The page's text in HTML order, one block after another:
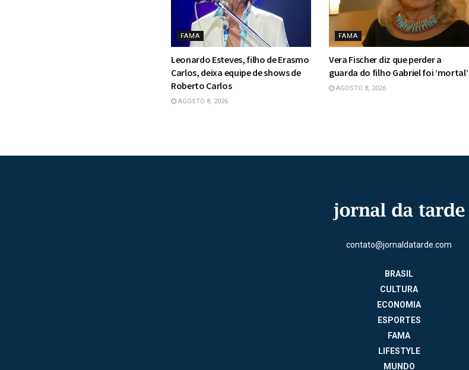
FAMA
Leonardo Esteves, filho de Erasmo
Carlos, deixa equipe de shows de
Roberto Carlos
AGOSTO 8, 2026
FAMA
Vera Fischer diz que perder a
guarda do filho Gabriel foi ‘mortal’
AGOSTO 8, 2026
contato@jornaldatarde.com
BRASIL
CULTURA
ECONOMIA
ESPORTES
FAMA
LIFESTYLE
MUNDO